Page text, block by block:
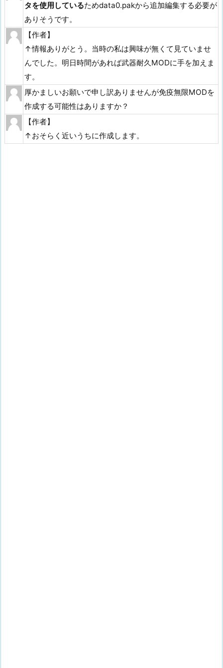
タを使用しているためdata0.pakから追加編集する必要が
ありそうです。
【作者】
↑情報ありがとう。当時の私は興味が無くて見ていませ
んでした。明日時間があれば武器耐久MODに手を加えま
す。
厚かましいお願いで申し訳ありませんが免疫無限MODを
作成する可能性はありますか？
【作者】
↑おそらく近いうちに作成します。